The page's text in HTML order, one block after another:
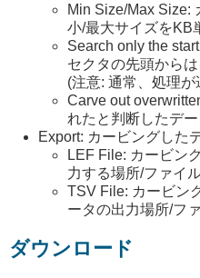
Min Size/Max Size:
小/最大サイズをKB
Search only the
セクタの先頭から
(注意: 通常、処理
Carve out
れたと判断したデ
Export: カービングした
LEF File: カービン
力する場所/ファイ
TSV File: カービン
ータの出力場所/フ
ダウンロード